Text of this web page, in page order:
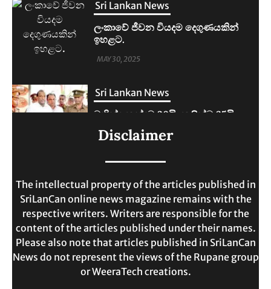
ලංකාවේ ජීවන වියදම දෙගුණයකින්
ඉහළට.
MAY 30, 2025
මහින්දානන්දට 20යි. නලින්ට 25යි.
දෙන්නම හිරේට.
MAY 30, 2025
Disclaimer
The intellectual property of the articles published in
SriLanCan online news magazine remains with the
respective writers. Writers are responsible for the
content of the articles published under their names.
Please also note that articles published in SriLanCan
News do not represent the views of the Rupane group
or WeeraTech creations.